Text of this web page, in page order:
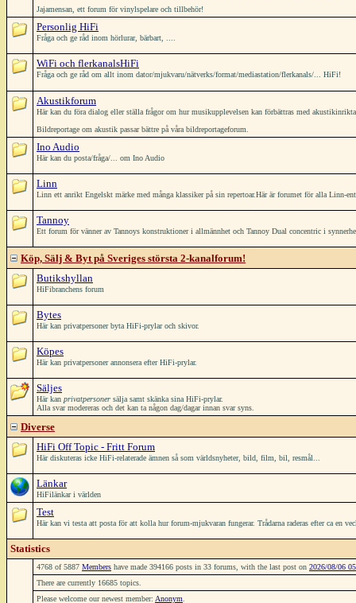
Jajamensan, ett forum för vinylspelare och tillbehör!
Personlig HiFi
Fråga och ge råd inom hörlurar, bärbart, ....
WiFi och flerkanalsHiFi
Fråga och ge råd om allt inom dator/mjukvaru/nätverks/format/mediastation/flerkanals/... HiFi!
Akustikforum
Här kan du föra dialog eller ställa frågor om hur musikupplevelsen kan förbättras med
Bildreportage om akustik passar bättre på våra bildreportageforum.
Ino Audio
Här kan du posta/fråga/... om Ino Audio
Linn
Linn ett anrikt Engelskt märke med många klassiker på sin repertoar.Här är forumet för alla Linn-
Tannoy
Ett forum för vänner av Tannoys konstruktioner i allmännhet och Tannoy Dual concentric i
Köp, Sälj & Byt på Sveriges största 2-kanalforum!
Butikshyllan
HiFibranchens forum
Bytes
Här kan privatpersoner byta HiFi-prylar och skivor.
Köpes
Här kan privatpersoner annonsera efter HiFi-prylar.
Säljes
Här kan privatpersoner sälja samt skänka sina HiFi-prylar.
Alla svar modereras och det kan ta någon dag/dagar innan svar syns.
Diverse
HiFi Off Topic - Fritt Forum
Här diskuteras icke HiFi-relaterade ämnen så som världsnyheter, bild, film, bil, resmål...
Länkar
HiFilänkar i världen
Test
Här kan vi testa att posta för att kolla hur forum-mjukvaran fungerar. Trådarna raderas efter ca en
Statistics
4768 of 5887 Members have made 394166 posts in 33 forums, with the last post on 2026/08/06
There are currently 16685 topics.
Please welcome our newest member: Anonym